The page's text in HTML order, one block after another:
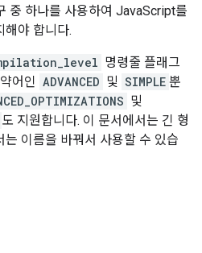
중 하나를 사용하여 JavaScript를
해야 합니다.
명령줄 플래그
어인 ADVANCED 및 SIMPLE 뿐
및
도 지원합니다. 이 문서에서는 긴 형
이름을 바꿔서 사용할 수 있습